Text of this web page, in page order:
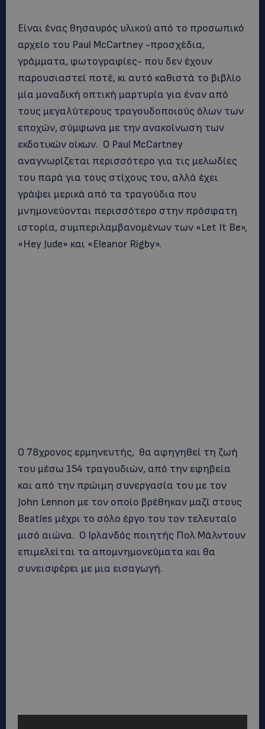
Είναι ένας θησαυρός υλικού από το προσωπικό
αρχείο του Paul McCartney -προσχέδια,
γράμματα, φωτογραφίες- που δεν έχουν
παρουσιαστεί ποτέ, κι αυτό καθιστά το βιβλίο
μία μοναδική οπτική μαρτυρία για έναν από
τους μεγαλύτερους τραγουδοποιούς όλων των
εποχών, σύμφωνα με την ανακοίνωση των
εκδοτικών οίκων. Ο Paul McCartney
αναγνωρίζεται περισσότερο για τις μελωδίες
του παρά για τους στίχους του, αλλά έχει
γράψει μερικά από τα τραγούδια που
μνημονεύονται περισσότερο στην πρόσφατη
ιστορία, συμπεριλαμβανομένων των «Let It Be»,
«Hey Jude» και «Eleanor Rigby».
Ο 78χρονος ερμηνευτής, θα αφηγηθεί τη ζωή
του μέσω 154 τραγουδιών, από την εφηβεία
και από την πρώιμη συνεργασία του με τον
John Lennon με τον οποίο βρέθηκαν μαζί στους
Beatles μέχρι το σόλο έργο του τον τελευταίο
μισό αιώνα. Ο Ιρλανδός ποιητής Πολ Μάλντουν
επιμελείται τα απομνημονεύματα και θα
συνεισφέρει με μια εισαγωγή.